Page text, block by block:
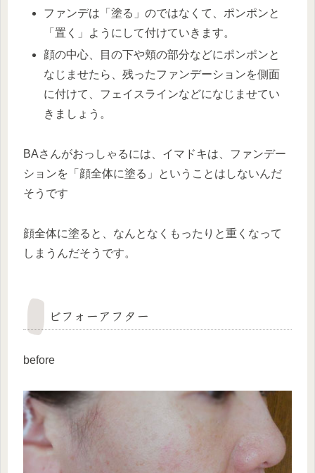
ファンデは「塗る」のではなくて、ポンポンと
「置く」ようにして付けていきます。
顔の中心、目の下や頬の部分などにポンポンと
なじませたら、残ったファンデーションを側面
に付けて、フェイスラインなどになじませてい
きましょう。
BAさんがおっしゃるには、イマドキは、ファンデー
ションを「顔全体に塗る」ということはしないんだ
そうです
顔全体に塗ると、なんとなくもったりと重くなって
しまうんだそうです。
ビフォーアフター
before